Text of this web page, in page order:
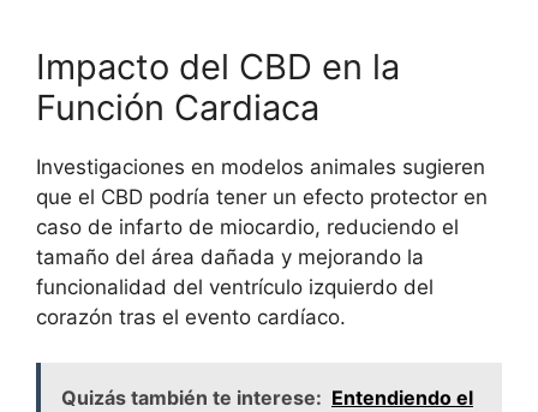
Impacto del CBD en la
Función Cardiaca
Investigaciones en modelos animales sugieren
que el CBD podría tener un efecto protector en
caso de infarto de miocardio, reduciendo el
tamaño del área dañada y mejorando la
funcionalidad del ventrículo izquierdo del
corazón tras el evento cardíaco.
Quizás también te interese: Entendiendo el